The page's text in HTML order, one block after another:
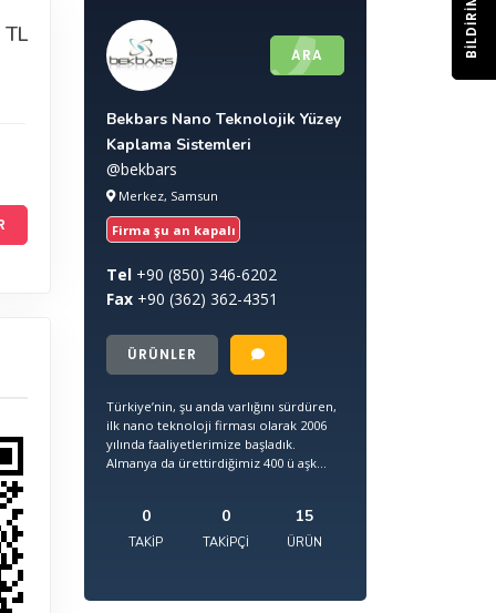
ARA
Bekbars Nano Teknolojik Yüzey
Kaplama Sistemleri
@bekbars
Merkez, Samsun
Firma şu an kapalı
Tel +90 (850) 346-6202
Fax +90 (362) 362-4351
ÜRÜNLER
Türkiye’nin, şu anda varlığını sürdüren,
ilk nano teknoloji firması olarak 2006
yılında faaliyetlerimize başladık.
Almanya da ürettirdiğimiz 400 ü aşk...
0
TAKIP
0
TAKIPÇI
15
ÜRÜN
BILDIRIM